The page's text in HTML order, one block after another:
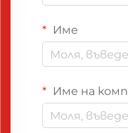
Име
Име на